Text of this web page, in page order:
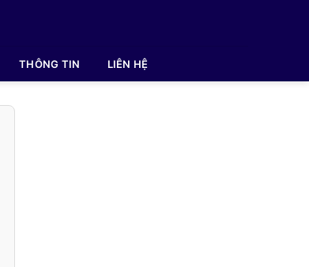
THÔNG TIN LIÊN HỆ